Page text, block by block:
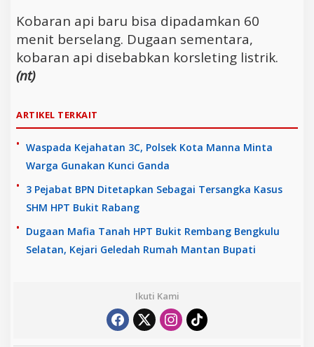
Kobaran api baru bisa dipadamkan 60
menit berselang. Dugaan sementara,
kobaran api disebabkan korsleting listrik.
(nt)
ARTIKEL TERKAIT
Waspada Kejahatan 3C, Polsek Kota Manna Minta
Warga Gunakan Kunci Ganda
3 Pejabat BPN Ditetapkan Sebagai Tersangka Kasus
SHM HPT Bukit Rabang
Dugaan Mafia Tanah HPT Bukit Rembang Bengkulu
Selatan, Kejari Geledah Rumah Mantan Bupati
Ikuti Kami